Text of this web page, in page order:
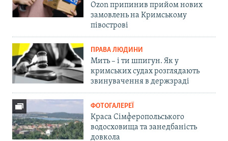
Ozon припинив прийом нових
замовлень на Кримському
півострові
ПРАВА ЛЮДИНИ
Мить – і ти шпигун. Як у
кримських судах розглядають
звинувачення в держзраді
ФОТОГАЛЕРЕЇ
Краса Сімферопольського
водосховища та занедбаність
довкола